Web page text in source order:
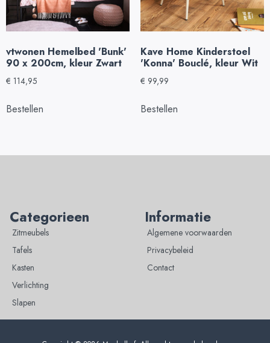
vtwonen Hemelbed 'Bunk'
90 x 200cm, kleur Zwart
€ 114,95
Bestellen
Kave Home Kinderstoel
'Konna' Bouclé, kleur Wit
€ 99,99
Bestellen
Categorieen
Zitmeubels
Tafels
Kasten
Verlichting
Slapen
Informatie
Algemene voorwaarden
Privacybeleid
Contact